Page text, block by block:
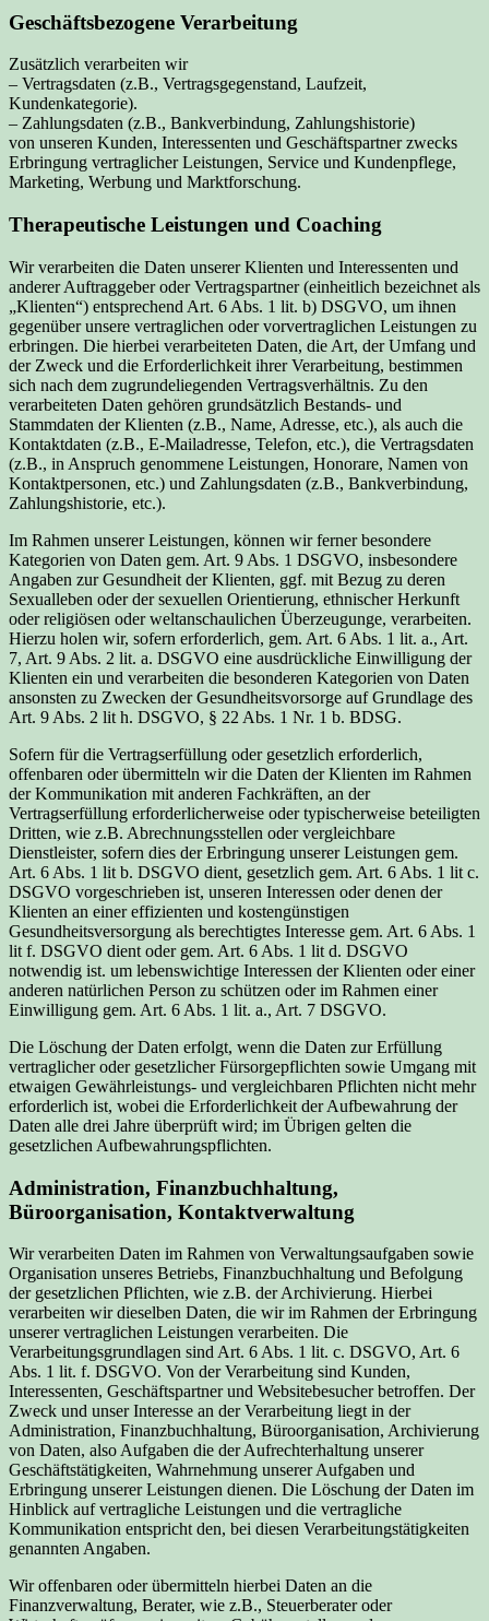
Geschäftsbezogene Verarbeitung
Zusätzlich verarbeiten wir
– Vertragsdaten (z.B., Vertragsgegenstand, Laufzeit,
Kundenkategorie).
– Zahlungsdaten (z.B., Bankverbindung, Zahlungshistorie)
von unseren Kunden, Interessenten und Geschäftspartner zwecks
Erbringung vertraglicher Leistungen, Service und Kundenpflege,
Marketing, Werbung und Marktforschung.
Therapeutische Leistungen und Coaching
Wir verarbeiten die Daten unserer Klienten und Interessenten und
anderer Auftraggeber oder Vertragspartner (einheitlich bezeichnet als
„Klienten“) entsprechend Art. 6 Abs. 1 lit. b) DSGVO, um ihnen
gegenüber unsere vertraglichen oder vorvertraglichen Leistungen zu
erbringen. Die hierbei verarbeiteten Daten, die Art, der Umfang und
der Zweck und die Erforderlichkeit ihrer Verarbeitung, bestimmen
sich nach dem zugrundeliegenden Vertragsverhältnis. Zu den
verarbeiteten Daten gehören grundsätzlich Bestands- und
Stammdaten der Klienten (z.B., Name, Adresse, etc.), als auch die
Kontaktdaten (z.B., E-Mailadresse, Telefon, etc.), die Vertragsdaten
(z.B., in Anspruch genommene Leistungen, Honorare, Namen von
Kontaktpersonen, etc.) und Zahlungsdaten (z.B., Bankverbindung,
Zahlungshistorie, etc.).
Im Rahmen unserer Leistungen, können wir ferner besondere
Kategorien von Daten gem. Art. 9 Abs. 1 DSGVO, insbesondere
Angaben zur Gesundheit der Klienten, ggf. mit Bezug zu deren
Sexualleben oder der sexuellen Orientierung, ethnischer Herkunft
oder religiösen oder weltanschaulichen Überzeugunge, verarbeiten.
Hierzu holen wir, sofern erforderlich, gem. Art. 6 Abs. 1 lit. a., Art.
7, Art. 9 Abs. 2 lit. a. DSGVO eine ausdrückliche Einwilligung der
Klienten ein und verarbeiten die besonderen Kategorien von Daten
ansonsten zu Zwecken der Gesundheitsvorsorge auf Grundlage des
Art. 9 Abs. 2 lit h. DSGVO, § 22 Abs. 1 Nr. 1 b. BDSG.
Sofern für die Vertragserfüllung oder gesetzlich erforderlich,
offenbaren oder übermitteln wir die Daten der Klienten im Rahmen
der Kommunikation mit anderen Fachkräften, an der
Vertragserfüllung erforderlicherweise oder typischerweise beteiligten
Dritten, wie z.B. Abrechnungsstellen oder vergleichbare
Dienstleister, sofern dies der Erbringung unserer Leistungen gem.
Art. 6 Abs. 1 lit b. DSGVO dient, gesetzlich gem. Art. 6 Abs. 1 lit c.
DSGVO vorgeschrieben ist, unseren Interessen oder denen der
Klienten an einer effizienten und kostengünstigen
Gesundheitsversorgung als berechtigtes Interesse gem. Art. 6 Abs. 1
lit f. DSGVO dient oder gem. Art. 6 Abs. 1 lit d. DSGVO
notwendig ist. um lebenswichtige Interessen der Klienten oder einer
anderen natürlichen Person zu schützen oder im Rahmen einer
Einwilligung gem. Art. 6 Abs. 1 lit. a., Art. 7 DSGVO.
Die Löschung der Daten erfolgt, wenn die Daten zur Erfüllung
vertraglicher oder gesetzlicher Fürsorgepflichten sowie Umgang mit
etwaigen Gewährleistungs- und vergleichbaren Pflichten nicht mehr
erforderlich ist, wobei die Erforderlichkeit der Aufbewahrung der
Daten alle drei Jahre überprüft wird; im Übrigen gelten die
gesetzlichen Aufbewahrungspflichten.
Administration, Finanzbuchhaltung,
Büroorganisation, Kontaktverwaltung
Wir verarbeiten Daten im Rahmen von Verwaltungsaufgaben sowie
Organisation unseres Betriebs, Finanzbuchhaltung und Befolgung
der gesetzlichen Pflichten, wie z.B. der Archivierung. Hierbei
verarbeiten wir dieselben Daten, die wir im Rahmen der Erbringung
unserer vertraglichen Leistungen verarbeiten. Die
Verarbeitungsgrundlagen sind Art. 6 Abs. 1 lit. c. DSGVO, Art. 6
Abs. 1 lit. f. DSGVO. Von der Verarbeitung sind Kunden,
Interessenten, Geschäftspartner und Websitebesucher betroffen. Der
Zweck und unser Interesse an der Verarbeitung liegt in der
Administration, Finanzbuchhaltung, Büroorganisation, Archivierung
von Daten, also Aufgaben die der Aufrechterhaltung unserer
Geschäftstätigkeiten, Wahrnehmung unserer Aufgaben und
Erbringung unserer Leistungen dienen. Die Löschung der Daten im
Hinblick auf vertragliche Leistungen und die vertragliche
Kommunikation entspricht den, bei diesen Verarbeitungstätigkeiten
genannten Angaben.
Wir offenbaren oder übermitteln hierbei Daten an die
Finanzverwaltung, Berater, wie z.B., Steuerberater oder